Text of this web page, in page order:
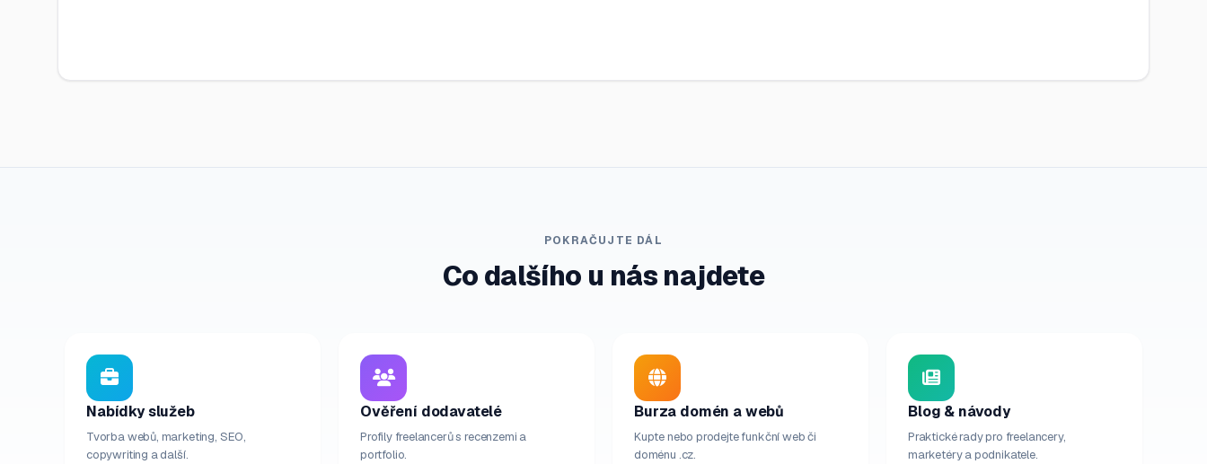
POKRAČUJTE DÁL
Co dalšího u nás najdete
Nabídky služeb
Tvorba webů, marketing, SEO,
copywriting a další.
Ověření dodavatelé
Profily freelancerů s recenzemi a
portfolio.
Burza domén a webů
Kupte nebo prodejte funkční web či
doménu .cz.
Blog & návody
Praktické rady pro freelancery,
marketéry a podnikatele.